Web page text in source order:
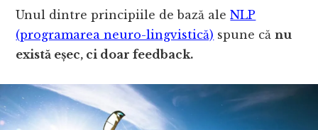
Unul dintre principiile de bază aleNLP
(programarea neuro-lingvistică) spune cănu
există eșec, ci doar feedback.